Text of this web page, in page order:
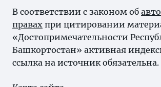
В соответствии с законом об
правах при цитировании
«Достопримечательности
Башкортостан» активная
ссылка на источник обязательна.